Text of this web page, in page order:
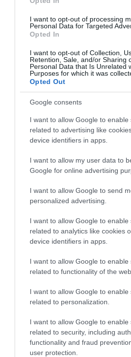
I want to opt-out of processing
Personal Data for Targeted
Opted In
I want to opt-out of Collection,
Retention, Sale, and/or Sharing
Personal Data that Is Unrelated
Purposes for which it was
Opted Out
Google consents
I want to allow Google to enable
related to advertising like
device identifiers in apps.
I want to allow my user data to
Google for online advertising
I want to allow Google to send
personalized advertising.
I want to allow Google to enable
related to analytics like cookies
device identifiers in apps.
I want to allow Google to enable
related to functionality of the
I want to allow Google to enable
related to personalization.
I want to allow Google to enable
related to security, including
functionality and fraud
user protection.
FEGYVERGYÁRTÁS
hadiiparban?
Jelentős átalakulás előtt áll a magyar
kis- és középvállalkozások (kkv) is
nemzetközi hadiipari cégekkel való